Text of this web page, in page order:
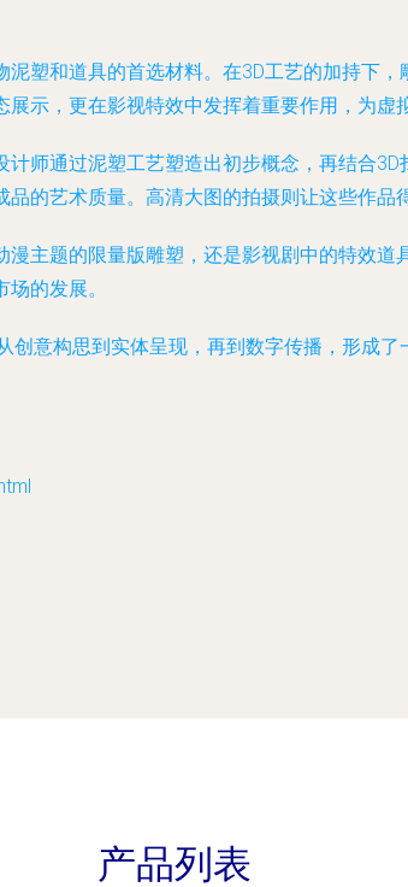
塑和道具的首选材料。在3D工艺的加持下
示，更在影视特效中发挥着重要作用，为虚
师通过泥塑工艺塑造出初步概念，再结合
的艺术质量。高清大图的拍摄则让这些作品
主题的限量版雕塑，还是影视剧中的特效
的发展。
意构思到实体呈现，再到数字传播，形成
产品列表